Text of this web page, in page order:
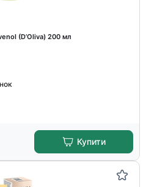
(D’Оliva) 200 мл
Купити